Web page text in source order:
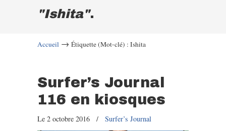
"Ishita".
Accueil → Étiquette (Mot-clé) : Ishita
Surfer’s Journal
116 en kiosques
Le 2 octobre 2016 / Surfer’s Journal